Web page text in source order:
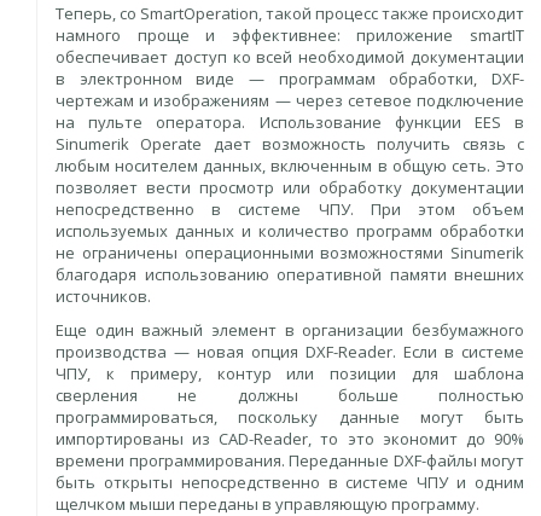
Теперь, со SmartOperation, такой процесс также происходит
намного проще и эффективнее: приложение smartIT
обеспечивает доступ ко всей необходимой документации
в электронном виде — программам обработки, DXF-
чертежам и изображениям — через сетевое подключение
на пульте оператора. Использование функции EES в
Sinumerik Operate дает возможность получить связь с
любым носителем данных, включенным в общую сеть. Это
позволяет вести просмотр или обработку документации
непосредственно в системе ЧПУ. При этом объем
используемых данных и количество программ обработки
не ограничены операционными возможностями Sinumerik
благодаря использованию оперативной памяти внешних
источников.
Еще один важный элемент в организации безбумажного
производства — новая опция DXF-Reader. Если в системе
ЧПУ, к примеру, контур или позиции для шаблона
сверления не должны больше полностью
программироваться, поскольку данные могут быть
импортированы из CAD-Reader, то это экономит до 90%
времени программирования. Переданные DXF-файлы могут
быть открыты непосредственно в системе ЧПУ и одним
щелчком мыши переданы в управляющую программу.